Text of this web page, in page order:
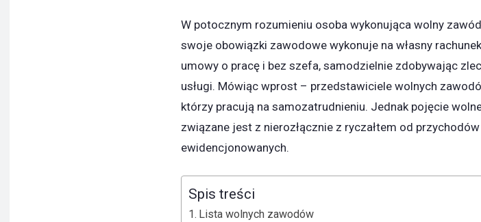
W potocznym rozumieniu osoba wykonująca wolny
swoje obowiązki zawodowe wykonuje na własny
umowy o pracę i bez szefa, samodzielnie zdobywając
usługi. Mówiąc wprost – przedstawiciele wolnych
którzy pracują na samozatrudnieniu. Jednak pojęcie
związane jest z nierozłącznie z ryczałtem od przychodów
ewidencjonowanych.
Spis treści
Lista wolnych zawodów